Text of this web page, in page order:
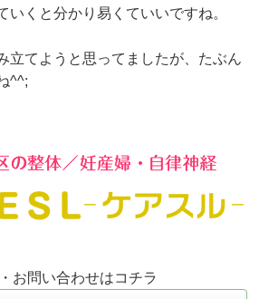
いくと分かり易くていいですね。
立てようと思ってましたが、たぶん
^^;
お問い合わせはコチラ